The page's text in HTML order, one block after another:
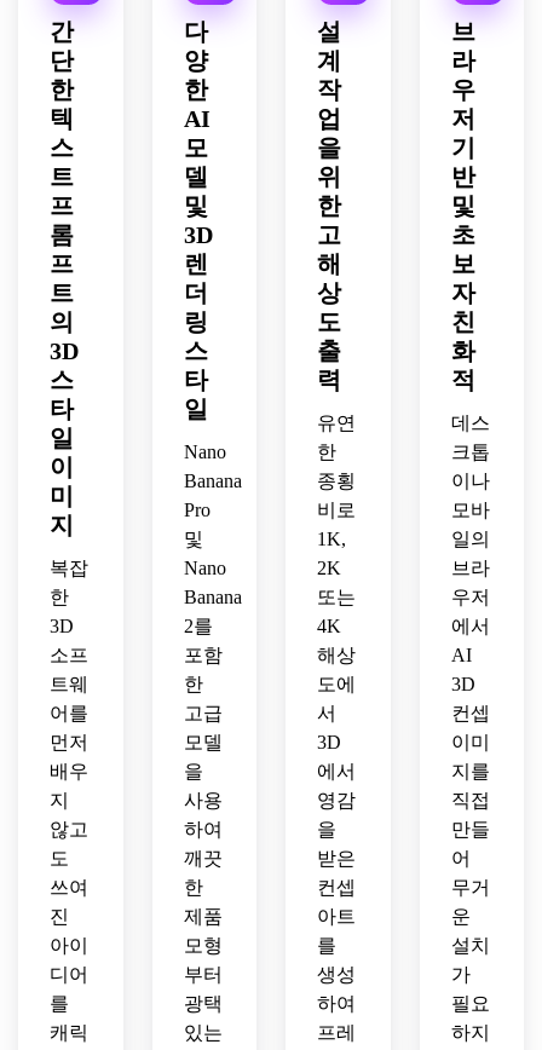
재 대
비,
생생
한 청
록색
과 자
홍색
악센
트,
영화
스튜
디오
조명,
부드
러운
그림
자,
깨끗
한 중
립 배
경,
세부
사항
이 있
는 프
엄 게
임 아
트 렌
더링
을 만
들어
보세
운 안
개,
매력
적인
동화
책 분
위기,
매우
세부
적으
로 광
택이
나는
렌더
링의
판타
지
3D
디오
라마
를 생
성하
세요.
간
단
한
텍
스
트
프
롬
프
트
의
3D
스
타
일
이
미
지
복잡
한
3D
소프
트웨
어를
먼저
배우
지
않고
도
쓰여
진
아이
디어
를
캐릭
다
양
한
AI
모
델
및
3D
렌
더
링
스
타
일
Nano
Banana
Pro
및
Nano
Banana
2를
포함
한
고급
모델
을
사용
하여
깨끗
한
제품
모형
부터
광택
있는
설
계
작
업
을
위
한
고
해
상
도
출
력
유연
한
종횡
비로
1K,
2K
또는
4K
해상
도에
서
3D
에서
영감
을
받은
컨셉
아트
를
생성
하여
프레
브
라
우
저
기
반
및
초
보
자
친
화
적
데스
크톱
이나
모바
일의
브라
우저
에서
AI
3D
컨셉
이미
지를
직접
만들
어
무거
운
설치
가
필요
하지